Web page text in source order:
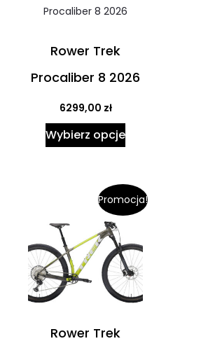
Rower Trek
Procaliber 8 2026
6299,00 zł
Wybierz opcje
Promocja!
Rower Trek